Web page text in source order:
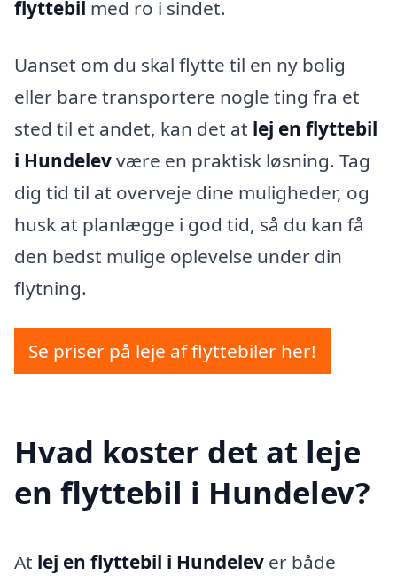
flyttebil med ro i sindet.
Uanset om du skal flytte til en ny bolig
eller bare transportere nogle ting fra et
sted til et andet, kan det at lej en flyttebil
i Hundelevvære en praktisk løsning. Tag
dig tid til at overveje dine muligheder, og
husk at planlægge i god tid, så du kan få
den bedst mulige oplevelse under din
flytning.
Se priser på leje af flyttebiler her!
Hvad koster det at leje
en flyttebil i Hundelev?
At lej en flyttebil i Hundelev er både